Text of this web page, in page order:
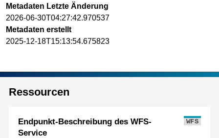
Metadaten Letzte Änderung
2026-06-30T04:27:42.970537
Metadaten erstellt
2025-12-18T15:13:54.675823
Ressourcen
Endpunkt-Beschreibung des WFS-
Service
WFS